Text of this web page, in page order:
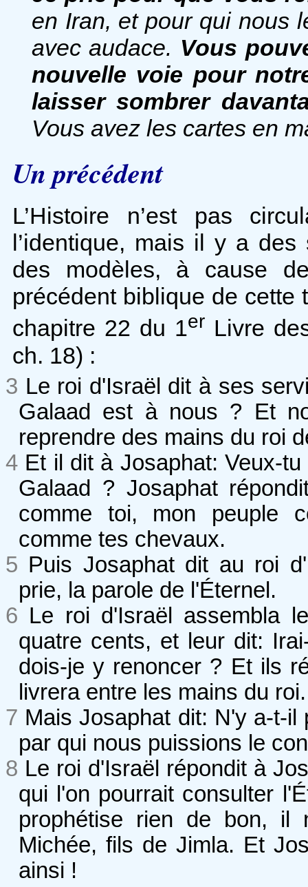
en Iran, et pour qui nous
avec audace. Vous
nouvelle voie pour
laisser sombrer
Vous avez les cartes en
Un précédent
L’Histoire n’est pas
l’identique, mais il y a
des modèles, à cause
précédent biblique de cette
chapitre 22 du 1er Livre
ch. 18) :
3 Le roi d'Israël dit à ses
Galaad est à nous ? Et
reprendre des mains du roi
4 Et il dit à Josaphat: Veux-
Galaad ? Josaphat
comme toi, mon peuple
comme tes chevaux.
5 Puis Josaphat dit au roi
prie, la parole de l'Éternel.
6 Le roi d'Israël assembla
quatre cents, et leur dit:
dois-je y renoncer ? Et ils
livrera entre les mains du roi.
7 Mais Josaphat dit: N'y a-t-
par qui nous puissions le
8 Le roi d'Israël répondit à
qui l'on pourrait consulter
prophétise rien de bon, il
Michée, fils de Jimla. Et
ainsi !